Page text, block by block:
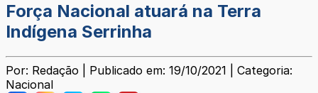
Força Nacional atuará na Terra
Indígena Serrinha
Por: Redação | Publicado em: 19/10/2021 | Categoria:
Nacional